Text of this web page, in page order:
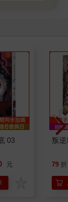
03
元
叛
79 折